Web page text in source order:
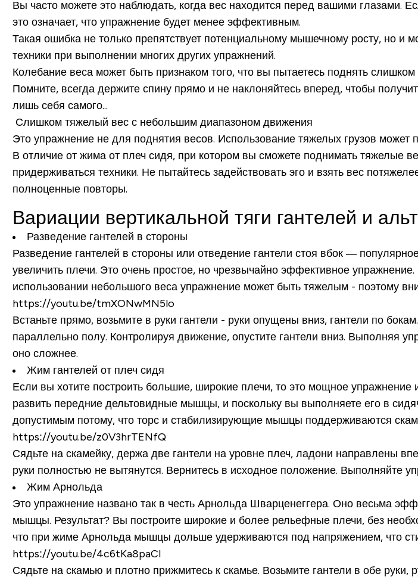
Вы часто можете это наблюдать, когда вес находится перед вашими
это означает, что упражнение будет менее эффективным.
Такая ошибка не только препятствует потенциальному мышечному росту, но и
техники при выполнении многих других упражнений.
Колебание веса может быть признаком того, что вы пытаетесь поднять
Помните, всегда держите спину прямо и не наклоняйтесь вперед, чтобы
лишь себя самого...
Слишком тяжелый вес с небольшим диапазоном движения
Это упражнение не для поднятия весов. Использование тяжелых грузов может
В отличие от жима от плеч сидя, при котором вы сможете поднимать тяжелые
придерживаться техники. Не пытайтесь задействовать эго и взять вес
полноценные повторы.
Вариации вертикальной тяги гантелей и
Разведение гантелей в стороны
Разведение гантелей в стороны или отведение гантели стоя вбок —
увеличить плечи. Это очень простое, но чрезвычайно эффективное
использовании небольшого веса упражнение может быть тяжелым - поэтому
https://youtu.be/tmXONwMN5lo
Встаньте прямо, возьмите в руки гантели - руки опущены вниз, гантели по
параллельно полу. Контролируя движение, опустите гантели вниз. Выполняя
оно сложнее.
Жим гантелей от плеч сидя
Если вы хотите построить большие, широкие плечи, то это мощное
развить передние дельтовидные мышцы, и поскольку вы выполняете его в
допустимым потому, что торс и стабилизирующие мышцы поддерживаются
https://youtu.be/z0V3hrTENfQ
Сядьте на скамейку, держа две гантели на уровне плеч, ладони направлены
руки полностью не вытянутся. Вернитесь в исходное положение. Выполняйте
Жим Арнольда
Это упражнение названо так в честь Арнольда Шварценеггера. Оно весьма
мышцы. Результат? Вы построите широкие и более рельефные плечи, без
что при жиме Арнольда мышцы дольше удерживаются под напряжением, что
https://youtu.be/4c6tKa8paCI
Сядьте на скамью и плотно прижмитесь к скамье. Возьмите гантели в обе руки,